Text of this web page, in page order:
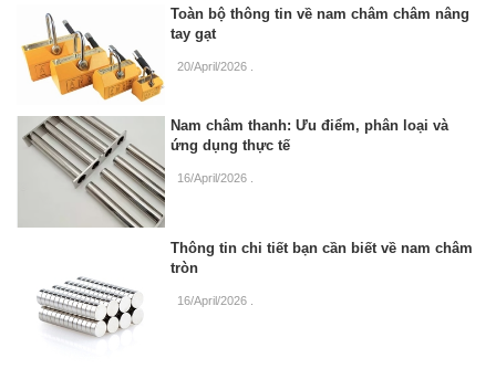
Toàn bộ thông tin về nam châm châm nâng
tay gạt
20/April/2026
Nam châm thanh: Ưu điểm, phân loại và
ứng dụng thực tế
16/April/2026
Thông tin chi tiết bạn cần biết về nam châm
tròn
16/April/2026